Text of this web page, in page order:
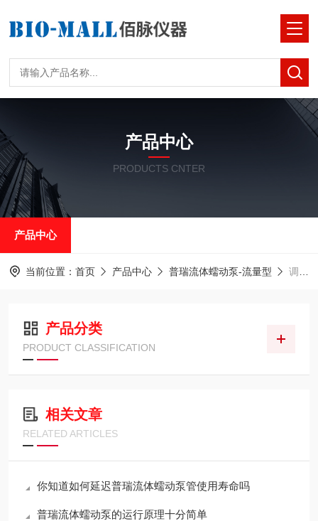
产品中心
PRODUCTS CNTER
产品中心
当前位置： 首页 产品中心 普瑞流体蠕动泵-流量型 调节流量型蠕动泵
产品分类
PRODUCT CLASSIFICATION
相关文章
RELATED ARTICLES
你知道如何延迟普瑞流体蠕动泵管使用寿命吗
普瑞流体蠕动泵的运行原理十分简单